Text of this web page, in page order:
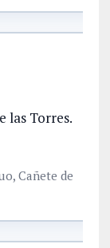
las Torres.
Cañete de